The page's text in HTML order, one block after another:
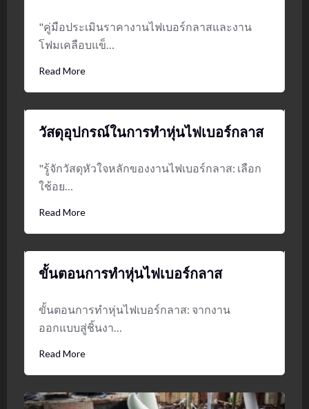
"คู่มือประเมินราคางานไฟเบอร์กลาสและงาน
โฟมเคลือบแข็…
Read More
วัสดุอุปกรณ์ในการทำหุ่นไฟเบอร์กลาส
"รู้จักวัสดุหัวใจหลักของงานไฟเบอร์กลาส: เลือก
ใช้อย…
Read More
ขั้นตอนการทำหุ่นไฟเบอร์กลาส
ขั้นตอนการทำหุ่นไฟเบอร์กลาส: จากงาน
ออกแบบสู่ชิ้นงา…
Read More